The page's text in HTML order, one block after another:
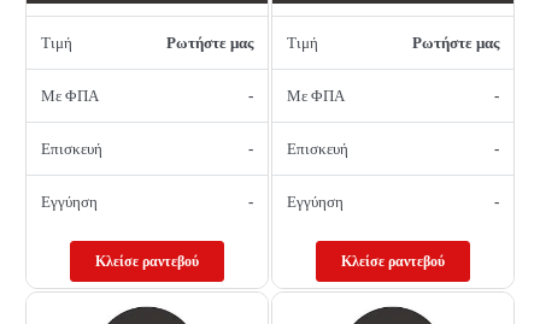
Τιμή Ρωτήστε μας
Με ΦΠΑ -
Επισκευή -
Εγγύηση -
Κλείσε ραντεβού
Τιμή Ρωτήστε μας
Με ΦΠΑ -
Επισκευή -
Εγγύηση -
Κλείσε ραντεβού